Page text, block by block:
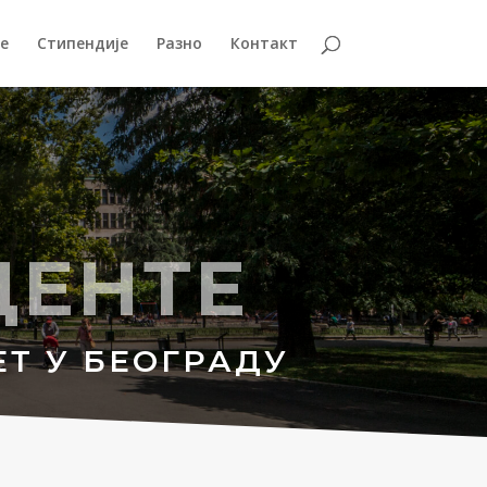
Стипендије Разно Контакт
У БЕОГРАДУ